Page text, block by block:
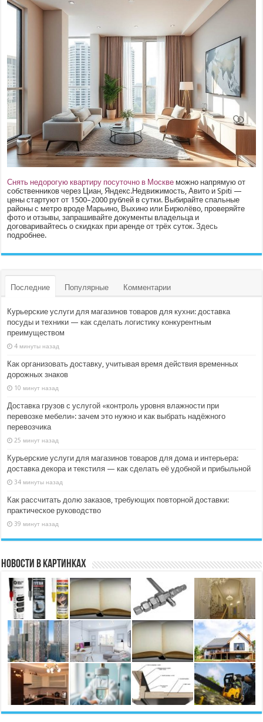
Снять недорогую квартиру посуточно в Москве можно напрямую от
собственников через Циан, Яндекс.Недвижимость, Авито и Spiti —
цены стартуют от 1500–2000 рублей в сутки. Выбирайте спальные
районы с метро вроде Марьино, Выхино или Бирюлёво, проверяйте
фото и отзывы, запрашивайте документы владельца и
договаривайтесь о скидках при аренде от трёх суток.Здесь
подробнее.
Последние Популярные Комментарии
Курьерские услуги для магазинов товаров для кухни: доставка
посуды и техники — как сделать логистику конкурентным
преимуществом
4 минуты назад
Как организовать доставку, учитывая время действия временных
дорожных знаков
10 минут назад
Доставка грузов с услугой «контроль уровня влажности при
перевозке мебели»: зачем это нужно и как выбрать надёжного
перевозчика
25 минут назад
Курьерские услуги для магазинов товаров для дома и интерьера:
доставка декора и текстиля — как сделать её удобной и прибыльной
34 минуты назад
Как рассчитать долю заказов, требующих повторной доставки:
практическое руководство
39 минут назад
Новости в картинках